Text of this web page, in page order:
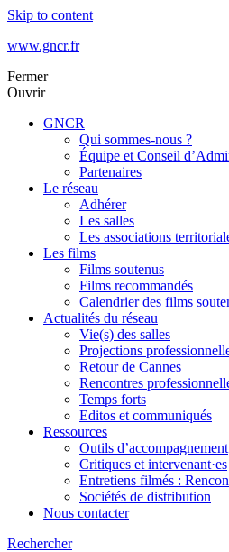
Skip to content
www.gncr.fr
Fermer
Ouvrir
GNCR
Qui sommes-nous ?
Équipe et Conseil
Partenaires
Le réseau
Adhérer
Les salles
Les associations
Les films
Films soutenus
Films recommandés
Calendrier des films
Actualités du réseau
Vie(s) des salles
Projections
Retour de Cannes
Rencontres
Temps forts
Editos et communiqués
Ressources
Outils d’accompagnement
Critiques et intervenant·es
Entretiens filmés :
Sociétés de distribution
Nous contacter
Rechercher